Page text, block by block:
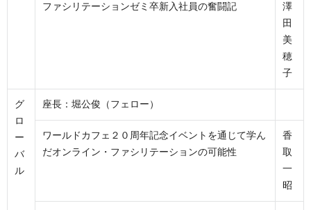
ファシリテーションゼミ卒新入社員の奮闘記
澤
田
美
穂
子
グ
ロ
ー
バ
ル
座長：堀公俊（フェロー）
ワールドカフェ２０周年記念イベントを通じて学ん
だオンライン・ファシリテーションの可能性
香
取
一
昭